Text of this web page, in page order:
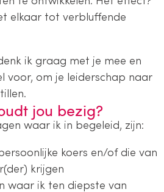
elkaar tot verbluffende
ik graag met je mee en
voor, om je leiderschap naar
jou bezig?
waar ik in begeleid, zijn:
koers en/of die van
krijgen
waar ik ten diepste van